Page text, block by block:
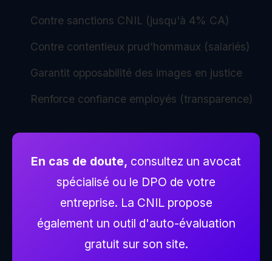
Contre sanctions CNIL (jusqu'à 4% CA)
Contre contentieux prud'hommaux (salariés)
Garantit opposabilité des images en justice
Renforce confiance employés (transparence)
En cas de doute, consultez un avocat
spécialisé ou le DPO de votre
entreprise. La CNIL propose
également un outil d'auto-évaluation
gratuit sur son site.